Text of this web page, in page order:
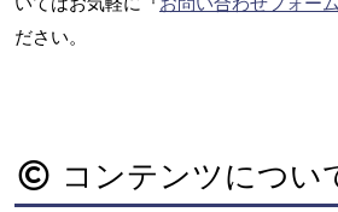
ださい。
コンテンツについ